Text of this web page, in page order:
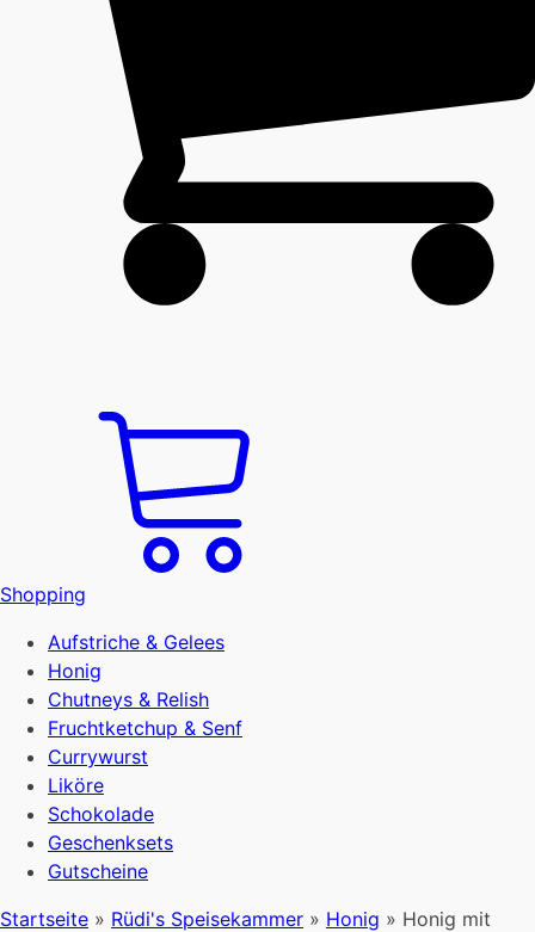
Shopping
Aufstriche & Gelees
Honig
Chutneys & Relish
Fruchtketchup & Senf
Currywurst
Liköre
Schokolade
Geschenksets
Gutscheine
Startseite » Rüdi's Speisekammer » Honig » Honig mit